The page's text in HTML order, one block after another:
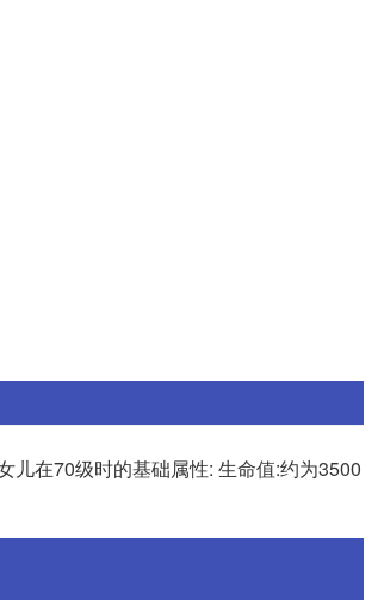
儿在70级时的基础属性: 生命值:约为3500